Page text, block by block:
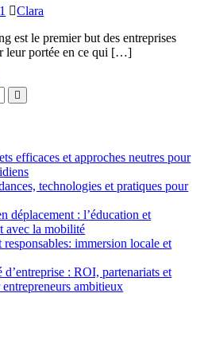
Clara
est le premier but des entreprises
leur portée en ce qui […]
Rechercher
efficaces et approches neutres pour
technologies et pratiques pour
déplacement : l’éducation et
avec la mobilité
immersion locale et
: ROI, partenariats et
ambitieux